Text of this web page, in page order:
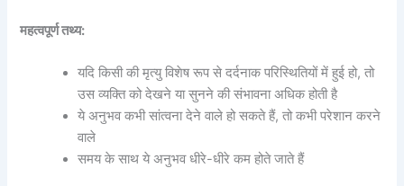
महत्वपूर्ण तथ्य:
यदि किसी की मृत्यु विशेष रूप से दर्दनाक परिस्थितियों में हुई हो, तो
उस व्यक्ति को देखने या सुनने की संभावना अधिक होती है
ये अनुभव कभी सांत्वना देने वाले हो सकते हैं, तो कभी परेशान करने
वाले
समय के साथ ये अनुभव धीरे-धीरे कम होते जाते हैं